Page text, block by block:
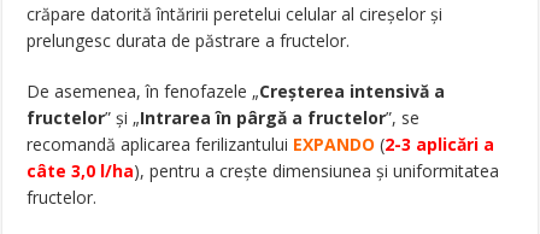
crăpare datorită întăririi peretelui celular al cireșelor și
prelungesc durata de păstrare a fructelor.
De asemenea, în fenofazele „Creșterea intensivă a
fructelor” și „Intrarea în pârgă a fructelor”, se
recomandă aplicarea ferilizantului EXPANDO (2-3 aplicări a
câte 3,0 l/ha), pentru a crește dimensiunea și uniformitatea
fructelor.